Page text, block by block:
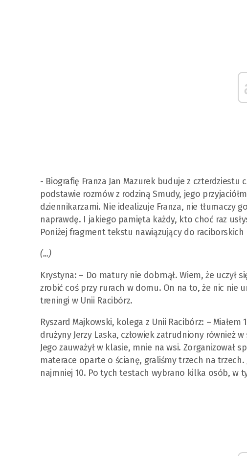
- Biografię Franza Jan Mazurek buduje z
podstawie rozmów z rodziną Smudy, jego
dziennikarzami. Nie idealizuje Franza, nie tłumaczy
naprawdę. I jakiego pamięta każdy, kto choć raz
Poniżej fragment tekstu nawiązujący do
(...)
Krystyna: – Do matury nie dobrnął. Wiem, że uczył
zrobić coś przy rurach w domu. On na to, że nic nie
treningi w Unii Racibórz.
Ryszard Majkowski, kolega z Unii Racibórz: –
drużyny Jerzy Laska, człowiek zatrudniony również
Jego zauważył w klasie, mnie na wsi. Zorganizował
materace oparte o ścianę, graliśmy trzech na
najmniej 10. Po tych testach wybrano kilka osób, w